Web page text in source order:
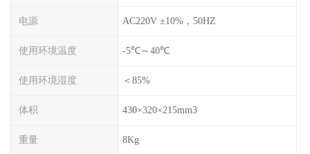
电源 AC220V ±10%，50HZ
使用环境温度 -5℃～40℃
使用环境湿度 ＜85%
体积 430×320×215mm3
重量 8Kg